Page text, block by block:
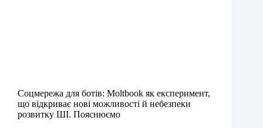
Соцмережа для ботів: Moltbook як експеримент,
що відкриває нові можливості й небезпеки
розвитку ШІ. Пояснюємо